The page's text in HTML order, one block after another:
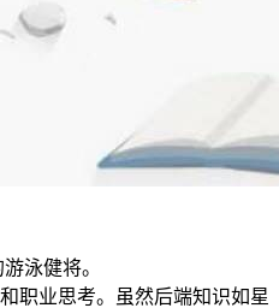
泳健将。
职业思考。虽然后端知识如星